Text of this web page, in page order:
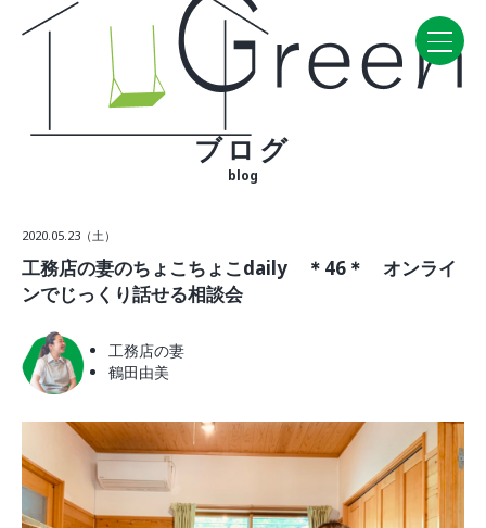
CONCEPT・BUILD
コンセプト
自然素材
ラインナップ
WORK
VISIT
モデルルーム
イベント
ブログ
ブログ
blog
2020.05.23（土）
工務店の妻のちょこちょこdaily ＊46＊ オンライ
ンでじっくり話せる相談会
工務店の妻
鶴田由美